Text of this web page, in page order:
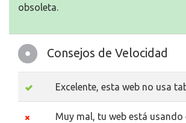
obsoleta.
Consejos de Velocidad
Excelente, esta web no usa
Muy mal, tu web está usando